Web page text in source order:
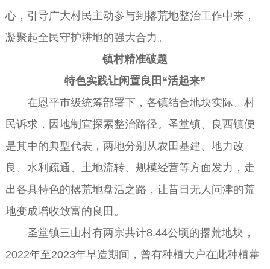
心，引导广大村民主动参与到撂荒地整治工作中来，
凝聚起全民守护耕地的强大合力。
镇村精准破题
特色实践让闲置良田“活起来”
在恩平市级统筹部署下，各镇结合地块实际、村
民诉求，因地制宜探索整治路径。圣堂镇、良西镇便
是其中的典型代表，两地分别从农田基建、地力改
良、水利疏通、土地流转、规模经营等方面发力，走
出各具特色的撂荒地盘活之路，让昔日无人问津的荒
地变成增收致富的良田。
圣堂镇三山村有两宗共计8.44公顷的撂荒地块，
2022年至2023年早造期间，曾有种植大户在此种植藿